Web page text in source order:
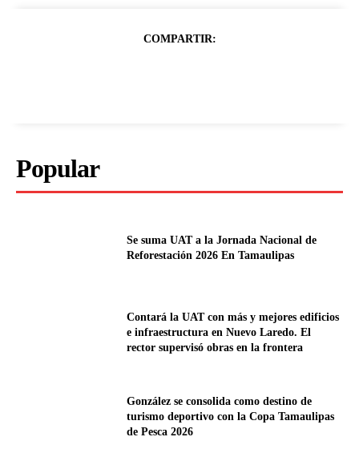
COMPARTIR:
Popular
Se suma UAT a la Jornada Nacional de
Reforestación 2026 En Tamaulipas
Contará la UAT con más y mejores edificios
e infraestructura en Nuevo Laredo. El
rector supervisó obras en la frontera
González se consolida como destino de
turismo deportivo con la Copa Tamaulipas
de Pesca 2026